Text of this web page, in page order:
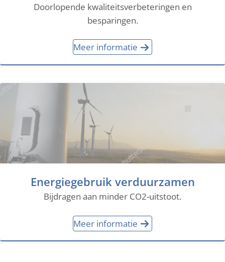
Doorlopende kwaliteitsverbeteringen en
besparingen.
Meer informatie
Energiegebruik verduurzamen
Bijdragen aan minder CO2-uitstoot.
Meer informatie